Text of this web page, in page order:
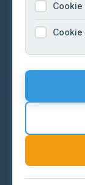
Cookie Policy
Preferenze
Mappa del sito